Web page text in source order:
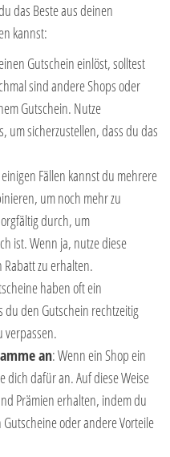
das Beste aus deinen
kannst:
Gutschein einlöst, solltest
sind andere Shops oder
Gutschein. Nutze
um sicherzustellen, dass du das
Fällen kannst du mehrere
um noch mehr zu
durch, um
ist. Wenn ja, nutze diese
zu erhalten.
haben oft ein
du den Gutschein rechtzeitig
verpassen.
an: Wenn ein Shop ein
dich dafür an. Auf diese Weise
Prämien erhalten, indem du
oder andere Vorteile